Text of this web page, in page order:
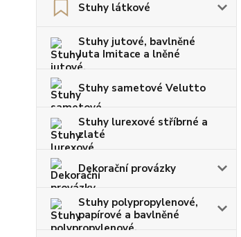
Stuhy látkové
Stuhy jutové, bavlněné
Juta Imitace a lněné
Stuhy sametové Velutto
Stuhy lurexové stříbrné a
zlaté
Dekorační provázky
Stuhy polypropylenové,
papírové a bavlněné